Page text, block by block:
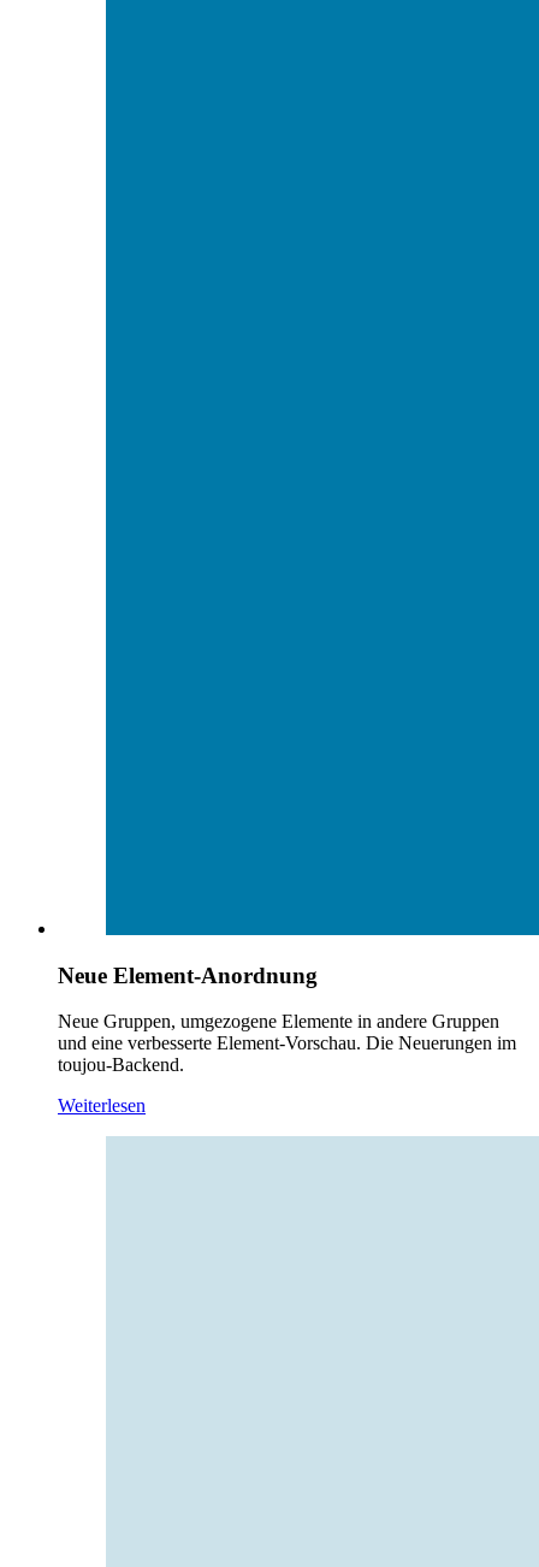
Neue Element-Anordnung
Neue Gruppen, umgezogene Elemente in andere Gruppen
und eine verbesserte Element-Vorschau. Die Neuerungen im
toujou-Backend.
Weiterlesen